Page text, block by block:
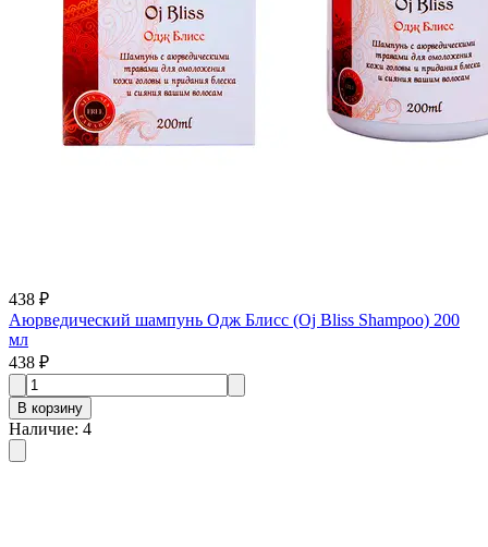
438 ₽
Аюрведический шампунь Одж Блисс (Oj Bliss Shampoo) 200
мл
438 ₽
В корзину
Наличие: 4